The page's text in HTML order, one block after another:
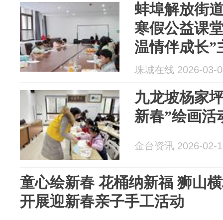
蚌埠解放街
寒假公益课
温情伴成长”
珠城在线 2026-03-
九龙坡杨家
新春”绘画活
金台资讯 2026-02-
童心绘新春 花桶纳新福 狮山横塘街道狮山一社区
开展迎新春亲子手工活动